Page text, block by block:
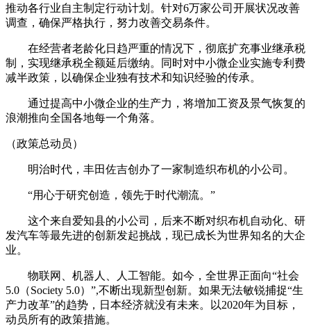
推动各行业自主制定行动计划。针对6万家公司开展状况改善
调查，确保严格执行，努力改善交易条件。
在经营者老龄化日趋严重的情况下，彻底扩充事业继承税
制，实现继承税全额延后缴纳。同时对中小微企业实施专利费
减半政策，以确保企业独有技术和知识经验的传承。
通过提高中小微企业的生产力，将增加工资及景气恢复的
浪潮推向全国各地每一个角落。
（政策总动员）
明治时代，丰田佐吉创办了一家制造织布机的小公司。
“用心于研究创造，领先于时代潮流。”
这个来自爱知县的小公司，后来不断对织布机自动化、研
发汽车等最先进的创新发起挑战，现已成长为世界知名的大企
业。
物联网、机器人、人工智能。如今，全世界正面向“社会
5.0（Society 5.0）”,不断出现新型创新。如果无法敏锐捕捉“生
产力改革”的趋势，日本经济就没有未来。以2020年为目标，
动员所有的政策措施。